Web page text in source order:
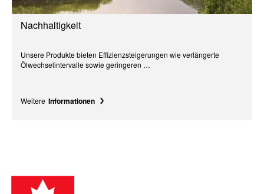
Nachhaltigkeit
Unsere Produkte bieten Effizienzsteigerungen wie verlängerte
Ölwechselintervalle sowie geringeren …
Weitere Informationen